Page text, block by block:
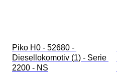
Piko H0 - 52680 -
Diesellokomotiv (1) - Serie
2200 - NS